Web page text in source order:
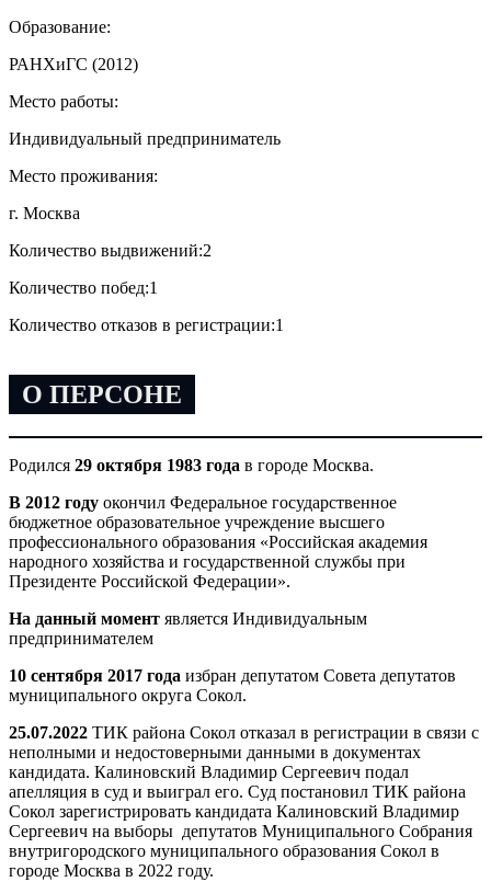
Образование:
РАНХиГС (2012)
Место работы:
Индивидуальный предприниматель
Место проживания:
г. Москва
Количество выдвижений:2
Количество побед:1
Количество отказов в регистрации:1
О ПЕРСОНЕ
Родился 29 октября 1983 года в городе Москва.
В 2012 году окончил Федеральное государственное
бюджетное образовательное учреждение высшего
профессионального образования «Российская академия
народного хозяйства и государственной службы при
Президенте Российской Федерации».
На данный момент является Индивидуальным
предпринимателем
10 сентября 2017 года избран депутатом Совета депутатов
муниципального округа Сокол.
25.07.2022 ТИК района Сокол отказал в регистрации в связи с
неполными и недостоверными данными в документах
кандидата. Калиновский Владимир Сергеевич подал
апелляция в суд и выиграл его. Суд постановил ТИК района
Сокол зарегистрировать кандидата Калиновский Владимир
Сергеевич на выборы депутатов Муниципального Собрания
внутригородского муниципального образования Сокол в
городе Москва в 2022 году.